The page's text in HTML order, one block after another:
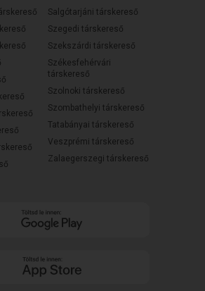
Salgótarjáni társkereső
Szegedi társkereső
Szekszárdi társkereső
Székesfehérvári
társkereső
Szolnoki társkereső
Szombathelyi társkereső
Tatabányai társkereső
Veszprémi társkereső
Zalaegerszegi társkereső